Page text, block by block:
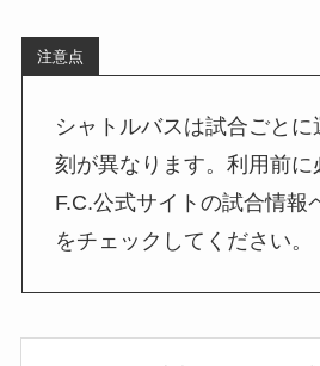
注意点
シャトルバスは試合ごと
刻が異なります。利用前
F.C.公式サイトの試合情報
をチェックしてください。